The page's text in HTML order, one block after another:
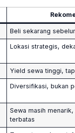
Beli sekarang
Lokasi strategis,
Yield sewa tinggi,
Diversifikasi, bukan
Sewa masih
terbatas